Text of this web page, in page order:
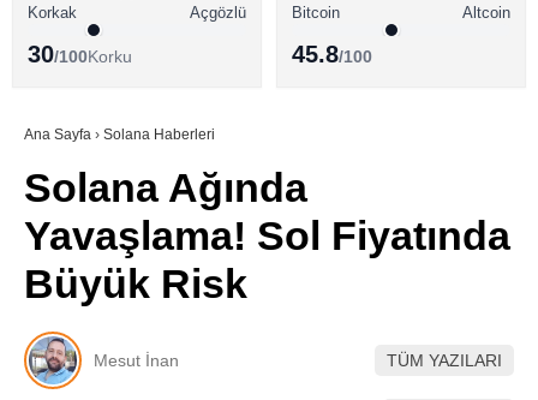
TikTok
ALTCOİN HABERLERİ
SÖZLÜK
Korkak
Açgözlü
30/100Korku
Bitcoin
Altcoin
45.8/100
Ana Sayfa › Solana Haberleri
Solana Ağında
Yavaşlama! Sol Fiyatında
Büyük Risk
Mesut İnan TÜM YAZILARI